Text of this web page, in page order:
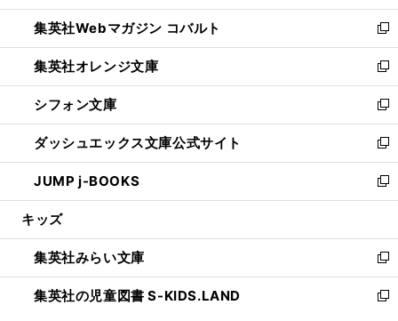
開
く
ウ
で
開
く
ン
ド
ウ
で
開
く
ウ
ィ
ン
ド
ウ
で
開
く
集英社Webマガジン コバルト
新
し
い
ウ
ィ
ン
ド
ウ
で
開
集英社オレンジ文庫
新
し
い
ウ
ィ
ン
ド
ウ
開
く
シフォン文庫
新
し
い
ウ
ィ
ン
ウ
で
開
く
ダッシュエックス文庫公式サイト
新
し
い
ウ
ン
ド
ウ
で
JUMP j-BOOKS
新
し
ウ
ィ
ン
ド
キッズ
集英社みらい文庫
新
し
い
集英社の児童図書 S-KIDS.LAND
新